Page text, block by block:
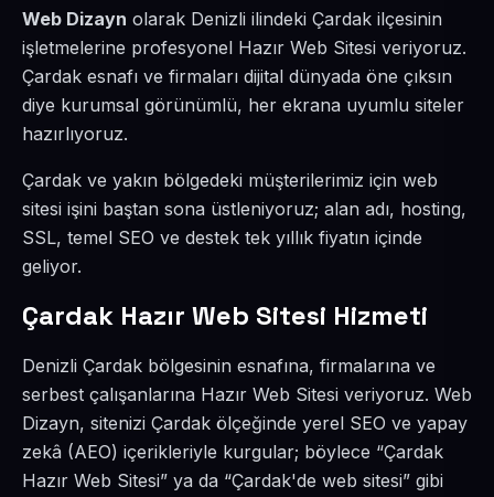
Web Dizayn olarak Denizli ilindeki Çardak ilçesinin
işletmelerine profesyonel Hazır Web Sitesi veriyoruz.
Çardak esnafı ve firmaları dijital dünyada öne çıksın
diye kurumsal görünümlü, her ekrana uyumlu siteler
hazırlıyoruz.
Çardak ve yakın bölgedeki müşterilerimiz için web
sitesi işini baştan sona üstleniyoruz; alan adı, hosting,
SSL, temel SEO ve destek tek yıllık fiyatın içinde
geliyor.
Çardak Hazır Web Sitesi Hizmeti
Denizli Çardak bölgesinin esnafına, firmalarına ve
serbest çalışanlarına Hazır Web Sitesi veriyoruz. Web
Dizayn, sitenizi Çardak ölçeğinde yerel SEO ve yapay
zekâ (AEO) içerikleriyle kurgular; böylece “Çardak
Hazır Web Sitesi” ya da “Çardak'de web sitesi” gibi